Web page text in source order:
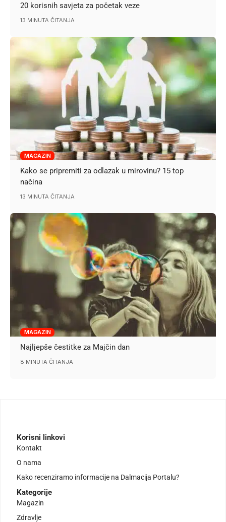
20 korisnih savjeta za početak veze
13 MINUTA ČITANJA
MAGAZIN
Kako se pripremiti za odlazak u mirovinu? 15 top
načina
13 MINUTA ČITANJA
MAGAZIN
Najljepše čestitke za Majčin dan
8 MINUTA ČITANJA
Korisni linkovi
Kontakt
O nama
Kako recenziramo informacije na Dalmacija Portalu?
Kategorije
Magazin
Zdravlje